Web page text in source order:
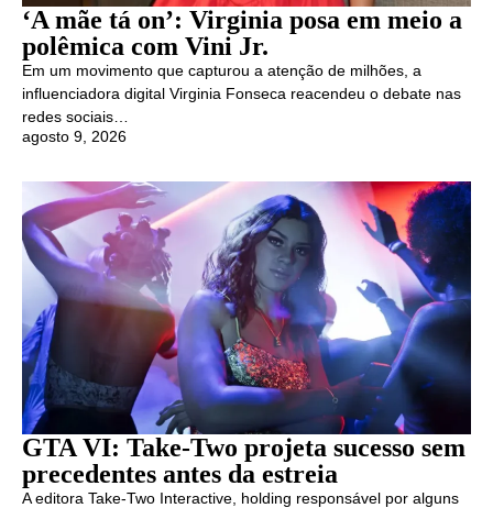
‘A mãe tá on’: Virginia posa em meio a
polêmica com Vini Jr.
Em um movimento que capturou a atenção de milhões, a
influenciadora digital Virginia Fonseca reacendeu o debate nas
redes sociais…
agosto 9, 2026
GTA VI: Take-Two projeta sucesso sem
precedentes antes da estreia
A editora Take-Two Interactive, holding responsável por alguns